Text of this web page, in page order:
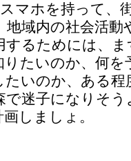
マホを持って、
域内の社会活動
るためには、
りたいのか、何
いのか、ある程
で迷子になりそ
しましょ。